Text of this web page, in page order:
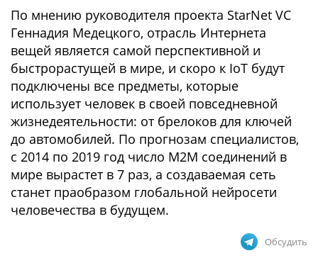
По мнению руководителя проекта StarNet VС
Геннадия Медецкого, отрасль Интернета
вещей является самой перспективной и
быстрорастущей в мире, и скоро к IoT будут
подключены все предметы, которые
использует человек в своей повседневной
жизнедеятельности: от брелоков для ключей
до автомобилей. По прогнозам специалистов,
с 2014 по 2019 год число M2M соединений в
мире вырастет в 7 раз, а создаваемая сеть
станет праобразом глобальной нейросети
человечества в будущем.
Обсудить